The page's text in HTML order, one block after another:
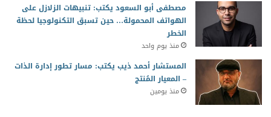
مصطفى أبو السعود يكتب: تنبيهات الزلازل على
الهواتف المحمولة… حين تسبق التكنولوجيا لحظة
الخطر
منذ يوم واحد
المستشار أحمد ذيب يكتب: مسار تطور إدارة الذات
– المعيار المُنتج
منذ يومين